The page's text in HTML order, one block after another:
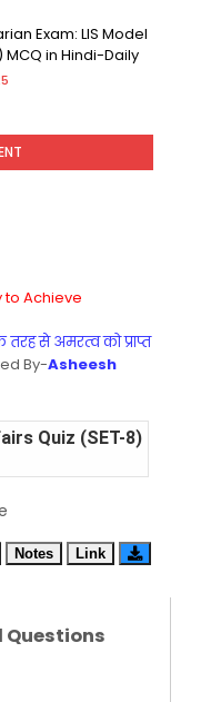
Exam: LIS Model
MCQ in Hindi-Daily
to Achieve
से अमरत्व को प्राप्त
By-Asheesh
Quiz (SET-8) in
Quiz (SET-6) in
Quiz (SET-4) in
Quiz (SET-3) in Hindi
Notes Link
Questions